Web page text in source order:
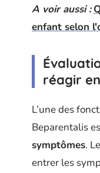
A voir aussi :
enfant selon
réagir
L’une des
Beparentalis
symptômes.
entrer les